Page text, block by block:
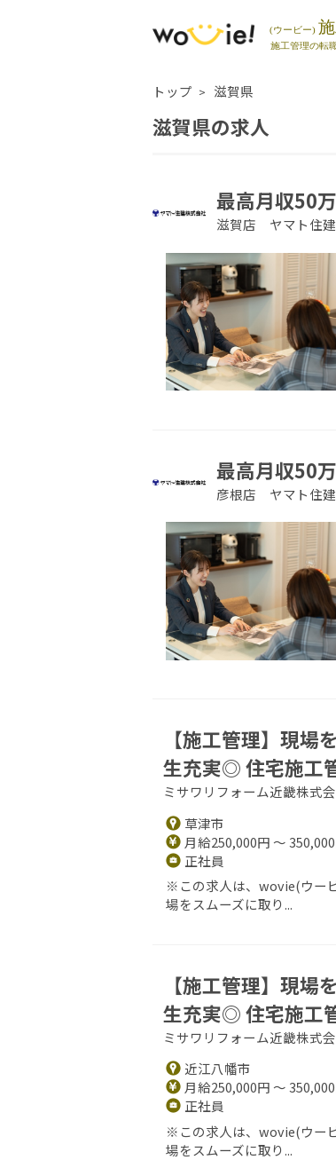
トップ 滋賀県
滋賀県の求人
最高月収50
滋賀店 ヤマト住
最高月収50
彦根店 ヤマト住
【施工管理】現
生充実◎ 住宅施工
ミサワリフォーム近畿株式
草津市
月給250,000円 ～
正社員
※この求人は、wovie(ウー
場をスムーズに取り...
【施工管理】現
生充実◎ 住宅施工
ミサワリフォーム近畿株式
近江八幡市
月給250,000円 ～
正社員
※この求人は、wovie(ウー
場をスムーズに取り...